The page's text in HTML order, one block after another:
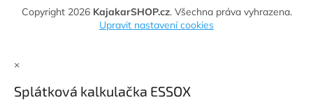
Copyright 2026 KajakarSHOP.cz. Všechna práva vyhrazena.
Upravit nastavení cookies
×
Splátková kalkulačka ESSOX